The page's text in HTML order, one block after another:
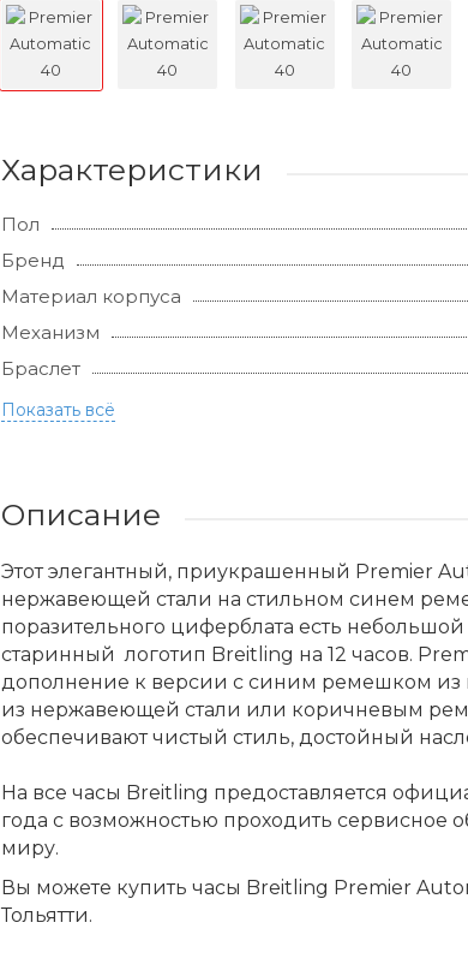
Характеристики
Пол
Бренд
Материал корпуса
Механизм
Браслет
Показать всё
Описание
Этот элегантный, приукрашенный Premier
нержавеющей стали на стильном синем
поразительного циферблата есть
старинный логотип Breitling на 12 часов.
дополнение к версии с синим ремешком из
из нержавеющей стали или коричневым
обеспечивают чистый стиль, достойный
На все часы Breitling предоставляется
года с возможностью проходить сервисное
миру.
Вы можете купить часы Breitling Premier
Тольятти.